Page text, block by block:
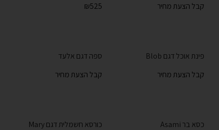
קבל הצעת מחיר
₪525
פינת אוכל דגם Blob
קבל הצעת מחיר
ספה דגם אלעד
קבל הצעת מחיר
כסא בר Asami
כורסא חשמלית דגם Mary